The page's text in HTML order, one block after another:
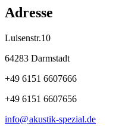
Adresse
Luisenstr.10
64283 Darmstadt
+49 6151 6607666
+49 6151 6607656
info@akustik-spezial.de